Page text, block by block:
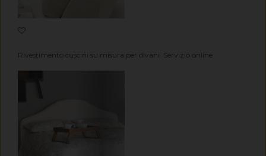
Rivestimento cuscini su misura per divani. Servizio online